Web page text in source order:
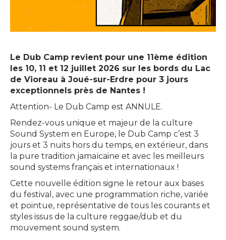
Le Dub Camp revient pour une 11ème édition
les 10, 11 et 12 juillet 2026 sur les bords du Lac
de Vioreau à Joué-sur-Erdre pour 3 jours
exceptionnels près de Nantes !
Attention- Le Dub Camp est ANNULE.
Rendez-vous unique et majeur de la culture
Sound System en Europe, le Dub Camp c’est 3
jours et 3 nuits hors du temps, en extérieur, dans
la pure tradition jamaïcaine et avec les meilleurs
sound systems français et internationaux !
Cette nouvelle édition signe le retour aux bases
du festival, avec une programmation riche, variée
et pointue, représentative de tous les courants et
styles issus de la culture reggae/dub et du
mouvement sound system.